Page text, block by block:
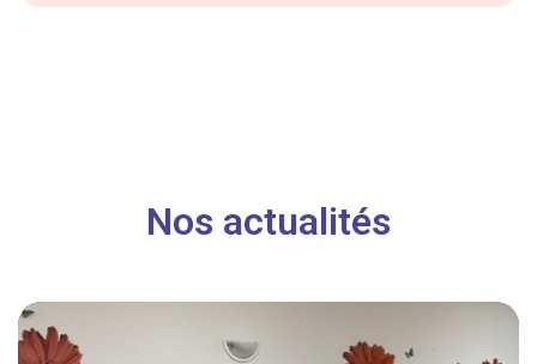
Nos actualités